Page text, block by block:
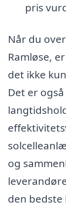
pris
Når du
Ramløse,
det ikke
Det er
og
den